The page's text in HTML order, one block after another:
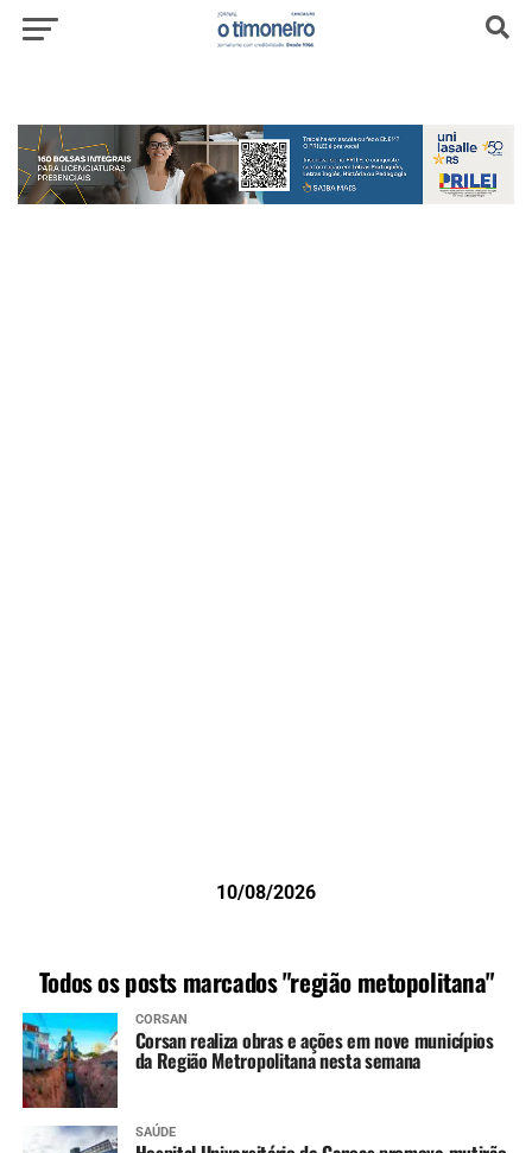
10/08/2026
Todos os posts marcados "região metopolitana"
CORSAN
Corsan realiza obras e ações em nove municípios
da Região Metropolitana nesta semana
SAÚDE